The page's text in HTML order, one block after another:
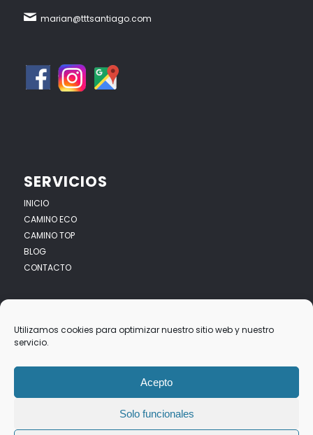
Utilizamos cookies para optimizar nuestro sitio web y nuestro
servicio.
Acepto
Solo funcionales
marian@tttsantiago.com
SERVICIOS
INICIO
CAMINO ECO
CAMINO TOP
BLOG
CONTACTO